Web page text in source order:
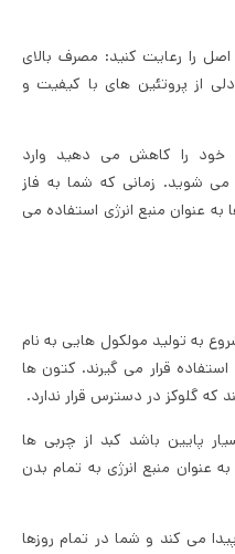
را رعایت کنید: مصرف بالای
از پروتئین های با کیفیت و
خود را کاهش می دهید وارد
شوید. زمانی که شما به فاز
عنوان منبع انرژی استفاده می
به تولید مولکول هایی به نام
قرار می گیرند. کتون ها
گلوکز در دسترس قرار ندارد.
پایین باشد کبد از چربی ها
منبع انرژی به تمام بدن
می کند و شما در تمام روزها